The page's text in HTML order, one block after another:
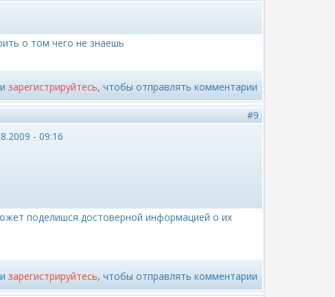
о том чего не знаешь
зарегистрируйтесь, чтобы отправлять комментарии
#9
- 09:16
поделишся достоверной информацией о их
зарегистрируйтесь, чтобы отправлять комментарии